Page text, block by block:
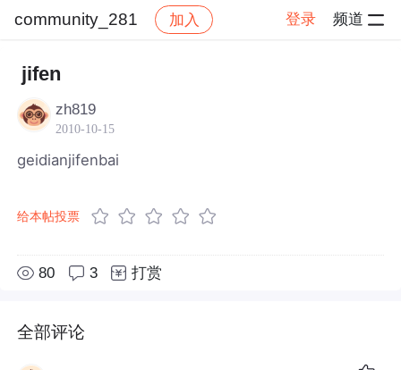
community_281 加入 登录 频道
社区
jifen
zh819
2010-10-15
geidianjifenbai
给本帖投票
80 3 打赏
全部评论